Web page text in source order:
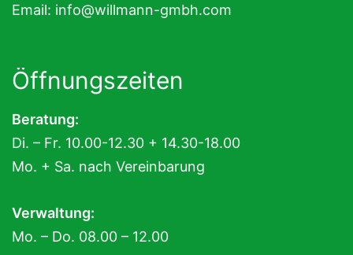
Email: info@willmann-gmbh.com
Öffnungszeiten
Beratung:
Di. – Fr. 10.00-12.30 + 14.30-18.00
Mo. + Sa. nach Vereinbarung
Verwaltung:
Mo. – Do. 08.00 – 12.00